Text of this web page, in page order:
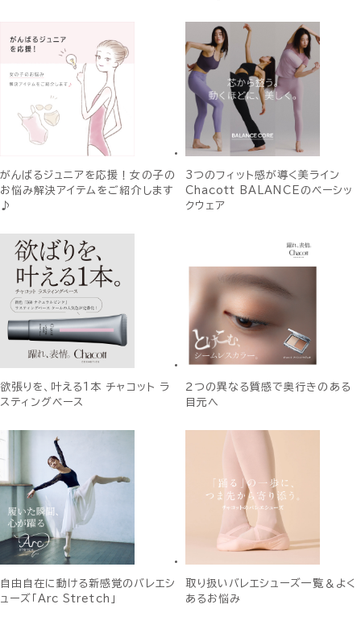
がんばるジュニアを応援！女の子の
お悩み解決アイテムをご紹介します
♪
3つのフィット感が導く美ライン
Chacott BALANCEのベーシッ
クウェア
欲張りを、叶える1本 チャコット ラ
スティングベース
２つの異なる質感で奥行きのある
目元へ
自由自在に動ける新感覚のバレエシ
ューズ「Arc Stretch」
取り扱いバレエシューズ一覧＆よく
あるお悩み